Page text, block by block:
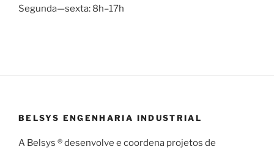
Segunda—sexta: 8h–17h
BELSYS ENGENHARIA INDUSTRIAL
A Belsys ® desenvolve e coordena projetos de